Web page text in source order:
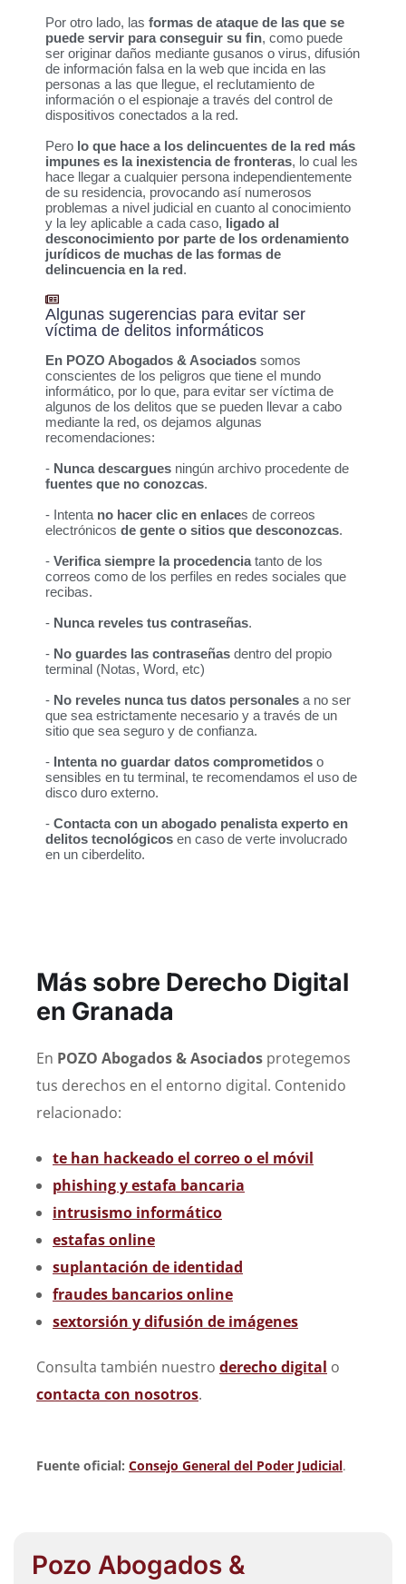
Por otro lado, las formas de ataque de las que se
puede servir para conseguir su fin, como puede
ser originar daños mediante gusanos o virus, difusión
de información falsa en la web que incida en las
personas a las que llegue, el reclutamiento de
información o el espionaje a través del control de
dispositivos conectados a la red.
Pero lo que hace a los delincuentes de la red más
impunes es la inexistencia de fronteras, lo cual les
hace llegar a cualquier persona independientemente
de su residencia, provocando así numerosos
problemas a nivel judicial en cuanto al conocimiento
y la ley aplicable a cada caso, ligado al
desconocimiento por parte de los ordenamiento
jurídicos de muchas de las formas de
delincuencia en la red.
Algunas sugerencias para evitar ser
víctima de delitos informáticos
En POZO Abogados & Asociados somos
conscientes de los peligros que tiene el mundo
informático, por lo que, para evitar ser víctima de
algunos de los delitos que se pueden llevar a cabo
mediante la red, os dejamos algunas
recomendaciones:
- Nunca descargues ningún archivo procedente de
fuentes que no conozcas.
- Intenta no hacer clic en enlaces de correos
electrónicos de gente o sitios que desconozcas.
- Verifica siempre la procedenciatanto de los
correos como de los perfiles en redes sociales que
recibas.
- Nunca reveles tus contraseñas.
- No guardes las contraseñas dentro del propio
terminal (Notas, Word, etc)
- No reveles nunca tus datos personales a no ser
que sea estrictamente necesario y a través de un
sitio que sea seguro y de confianza.
- Intenta no guardar datos comprometidos o
sensibles en tu terminal, te recomendamos el uso de
disco duro externo.
- Contacta con un abogado penalista experto en
delitos tecnológicos en caso de verte involucrado
en un ciberdelito.
Más sobre Derecho Digital
en Granada
En POZO Abogados & Asociados protegemos
tus derechos en el entorno digital. Contenido
relacionado:
te han hackeado el correo o el móvil
phishing y estafa bancaria
intrusismo informático
estafas online
suplantación de identidad
fraudes bancarios online
sextorsión y difusión de imágenes
Consulta también nuestro derecho digital o
contacta con nosotros.
Fuente oficial: Consejo General del Poder Judicial.
Pozo Abogados &